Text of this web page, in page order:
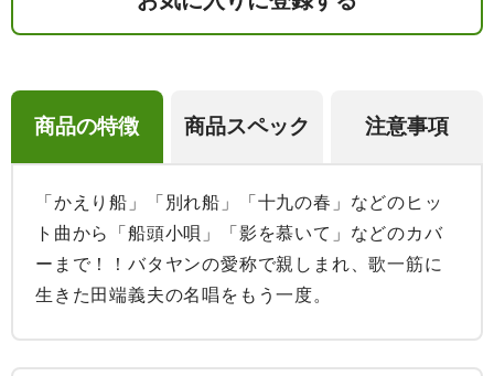
商品の特徴 商品スペック 注意事項
「かえり船」「別れ船」「十九の春」などのヒッ
ト曲から「船頭小唄」「影を慕いて」などのカバ
ーまで！！バタヤンの愛称で親しまれ、歌一筋に
生きた田端義夫の名唱をもう一度。